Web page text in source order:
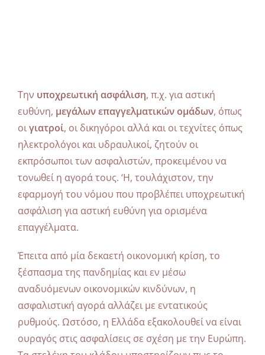
Την υποχρεωτική ασφάλιση, π.χ. για αστική
ευθύνη, μεγάλων επαγγελματικών ομάδων, όπως
οιγιατροί, οι δικηγόροι αλλά και οι τεχνίτες όπως
ηλεκτρολόγοι και υδραυλικοί, ζητούν οι
εκπρόσωποι των ασφαλιστών, προκειμένου να
τονωθεί η αγορά τους. ‘Η, τουλάχιστον, την
εφαρμογή του νόμου που προβλέπει υποχρεωτική
ασφάλιση για αστική ευθύνη για ορισμένα
επαγγέλματα.
Έπειτα από μία δεκαετή οικονομική κρίση, το
ξέσπασμα της πανδημίας και εν μέσω
αναδυόμενων οικονομικών κινδύνων, η
ασφαλιστική αγορά αλλάζει με εντατικούς
ρυθμούς. Ωστόσο, η Ελλάδα εξακολουθεί να είναι
ουραγός στις ασφαλίσεις σε σχέση με την Ευρώπη.